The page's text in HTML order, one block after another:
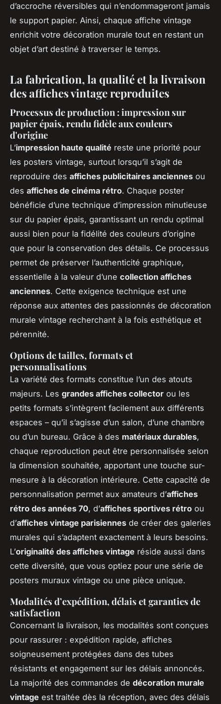
d’accroche réversibles qui n’endommageront jamais
le support papier. Ainsi, chaque affiche vintage
enrichit votre décoration murale tout en restant un
objet d’art destiné à traverser le temps.
La fabrication, la qualité et la livraison
des affiches vintage reproduites
Processus de production : impression sur
papier épais, rendu fidèle aux couleurs
d'origine
L’impression haute qualité reste une priorité pour
les posters vintage, surtout lorsqu’il s’agit de
reproduire des affiches publicitaires anciennes ou
des affiches de cinéma rétro. Chaque poster
bénéficie d’une technique d’impression minutieuse
sur du papier épais, garantissant un rendu optimal
aussi bien pour la fidélité des couleurs d’origine
que pour la conservation des détails. Ce processus
permet de préserver l’authenticité graphique,
essentielle à la valeur d’une collection affiches
anciennes. Cette exigence technique est une
réponse aux attentes des passionnés de décoration
murale vintage recherchant à la fois esthétique et
pérennité.
Options de tailles, formats et
personnalisations
La variété des formats constitue l’un des atouts
majeurs. Les grandes affiches collector ou les
petits formats s’intègrent facilement aux différents
espaces – qu’il s’agisse d’un salon, d’une chambre
ou d’un bureau. Grâce à des matériaux durables,
chaque reproduction peut être personnalisée selon
la dimension souhaitée, apportant une touche sur-
mesure à la décoration intérieure. Cette capacité de
personnalisation permet aux amateurs d’affiches
rétro des années 70, d’affiches sportives rétro ou
d’affiches vintage parisiennes de créer des galeries
murales qui s’adaptent exactement à leurs besoins.
L’originalité des affiches vintage réside aussi dans
cette diversité, que vous optiez pour une série de
posters muraux vintage ou une pièce unique.
Modalités d’expédition, délais et garanties de
satisfaction
Concernant la livraison, les modalités sont conçues
pour rassurer : expédition rapide, affiches
soigneusement protégées dans des tubes
résistants et engagement sur les délais annoncés.
La majorité des commandes de décoration murale
vintage est traitée dès la réception, avec des délais